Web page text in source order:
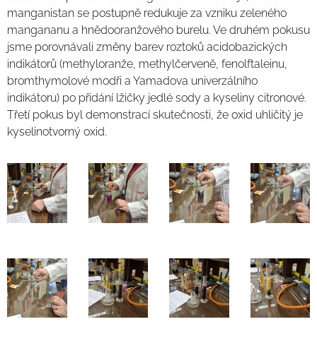
manganistan se postupně redukuje za vzniku zeleného
mangananu a hnědooranžového burelu. Ve druhém pokusu
jsme porovnávali změny barev roztoků acidobazických
indikátorů (methyloranže, methylčerveně, fenolftaleinu,
bromthymolové modři a Yamadova univerzálního
indikátoru) po přidání lžičky jedlé sody a kyseliny citronové.
Třetí pokus byl demonstrací skutečnosti, že oxid uhličitý je
kyselinotvorný oxid.